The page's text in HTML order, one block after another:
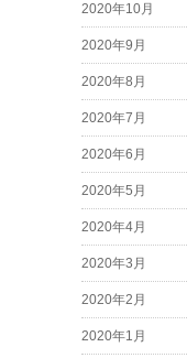
2020年10月
2020年9月
2020年8月
2020年7月
2020年6月
2020年5月
2020年4月
2020年3月
2020年2月
2020年1月